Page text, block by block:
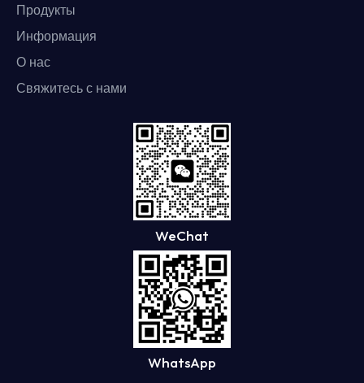
Продукты
Информация
О нас
Свяжитесь с нами
WeChat
WhatsApp